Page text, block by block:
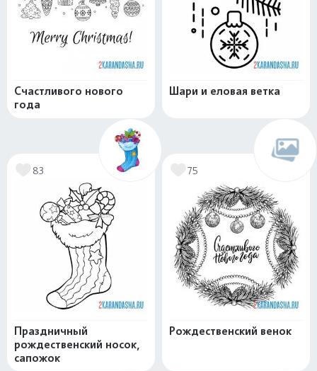
Счастливого нового
года
Шари и еловая ветка
83
Праздничный
рождественский носок,
сапожок
75
Рождественский венок